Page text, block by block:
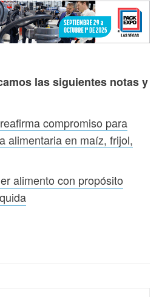
las siguientes notas y
compromiso para
alimentaria en maíz, frijol,
alimento con propósito